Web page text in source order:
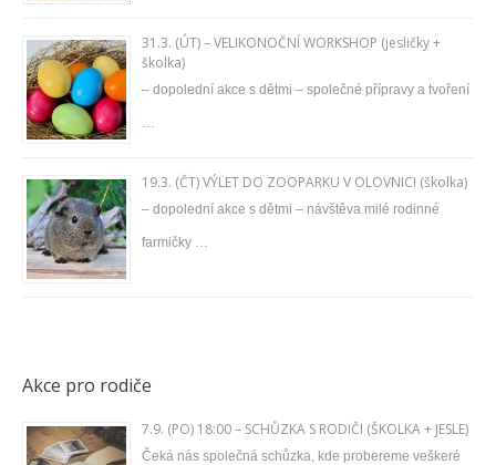
31.3. (ÚT) – VELIKONOČNÍ WORKSHOP (jesličky +
školka)
– dopolední akce s dětmi – společné přípravy a tvoření
19.3. (ČT) VÝLET DO ZOOPARKU V OLOVNICI (školka)
– dopolední akce s dětmi – návštěva milé rodinné
farmičky …
Akce pro rodiče
7.9. (PO) 18:00 – SCHŮZKA S RODIČI (ŠKOLKA + JESLE)
Čeká nás společná schůzka, kde probereme veškeré